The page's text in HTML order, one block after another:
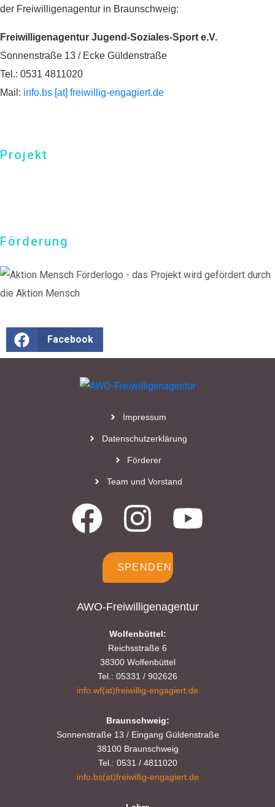
der Freiwilligenagentur in Braunschweig:
Freiwilligenagentur Jugend-Soziales-Sport e.V.
Sonnenstraße 13 / Ecke Güldenstraße
Tel.: 0531 4811020
Mail: info.bs [at] freiwillig-engagiert.de
Projekt
Förderung
Facebook
Impressum
Datenschutzerklärung
Förderer
Team und Vorstand
SPENDEN
AWO-Freiwilligenagentur
Wolfenbüttel:
Reichsstraße 6
38300 Wolfenbüttel
Tel.: 05331 / 902626
info.wf(at)freiwillig-engagiert.de
Braunschweig:
Sonnenstraße 13 / Eingang Güldenstraße
38100 Braunschweig
Tel.: 0531 / 4811020
info.bs(at)freiwillig-engagiert.de